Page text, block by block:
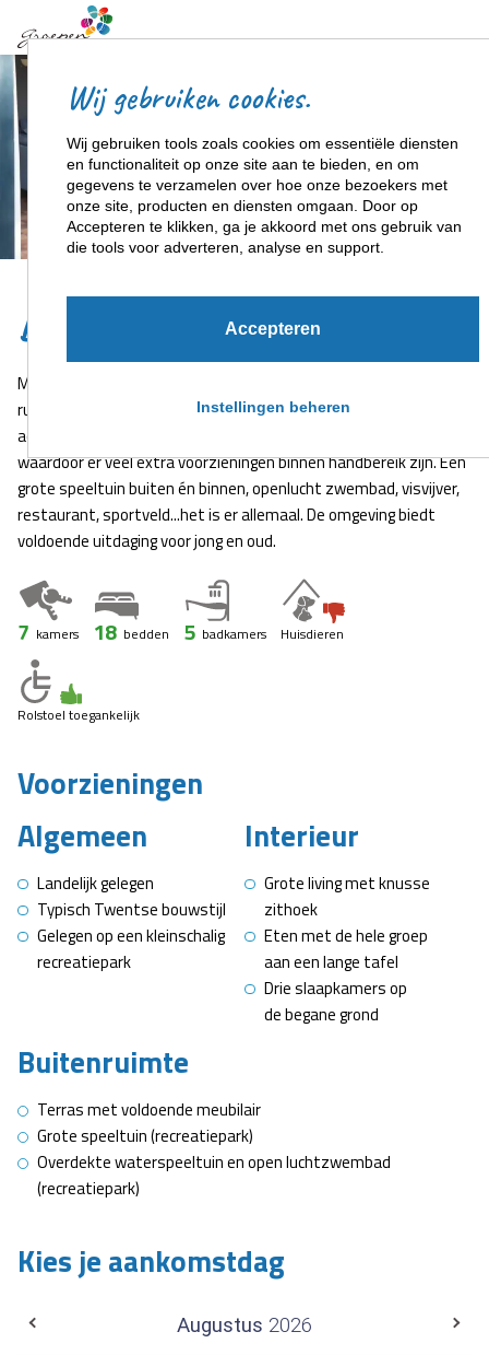
De Kapshoeve
Met een groep er tussenuit? De Kapshoeve is een gezellige,
ruime groepsaccommodatie gebouwd in traditionele stijl. De
accommodatie is gelegen op een kleinschalig recreatiepark
waardoor er veel extra voorzieningen binnen handbereik zijn. Een
grote speeltuin buiten én binnen, openlucht zwembad, visvijver,
restaurant, sportveld...het is er allemaal. De omgeving biedt
voldoende uitdaging voor jong en oud.
7 kamers 18 bedden 5 badkamers Huisdieren
Rolstoel toegankelijk
Voorzieningen
Algemeen
Landelijk gelegen
Typisch Twentse bouwstijl
Gelegen op een kleinschalig
recreatiepark
Interieur
Grote living met knusse
zithoek
Eten met de hele groep
aan een lange tafel
Drie slaapkamers op
de begane grond
Buitenruimte
Terras met voldoende meubilair
Grote speeltuin (recreatiepark)
Overdekte waterspeeltuin en open luchtzwembad
(recreatiepark)
Kies je aankomstdag
Augustus 2026
Wij gebruiken cookies.
Wij gebruiken tools zoals cookies om essentiële diensten
en functionaliteit op onze site aan te bieden, en om
gegevens te verzamelen over hoe onze bezoekers met
onze site, producten en diensten omgaan. Door op
Accepteren te klikken, ga je akkoord met ons gebruik van
die tools voor adverteren, analyse en support.
Accepteren
Instellingen beheren